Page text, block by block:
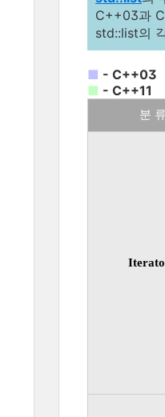
C++03과
std::list의
■ - C++03
■ - C++11
분 류